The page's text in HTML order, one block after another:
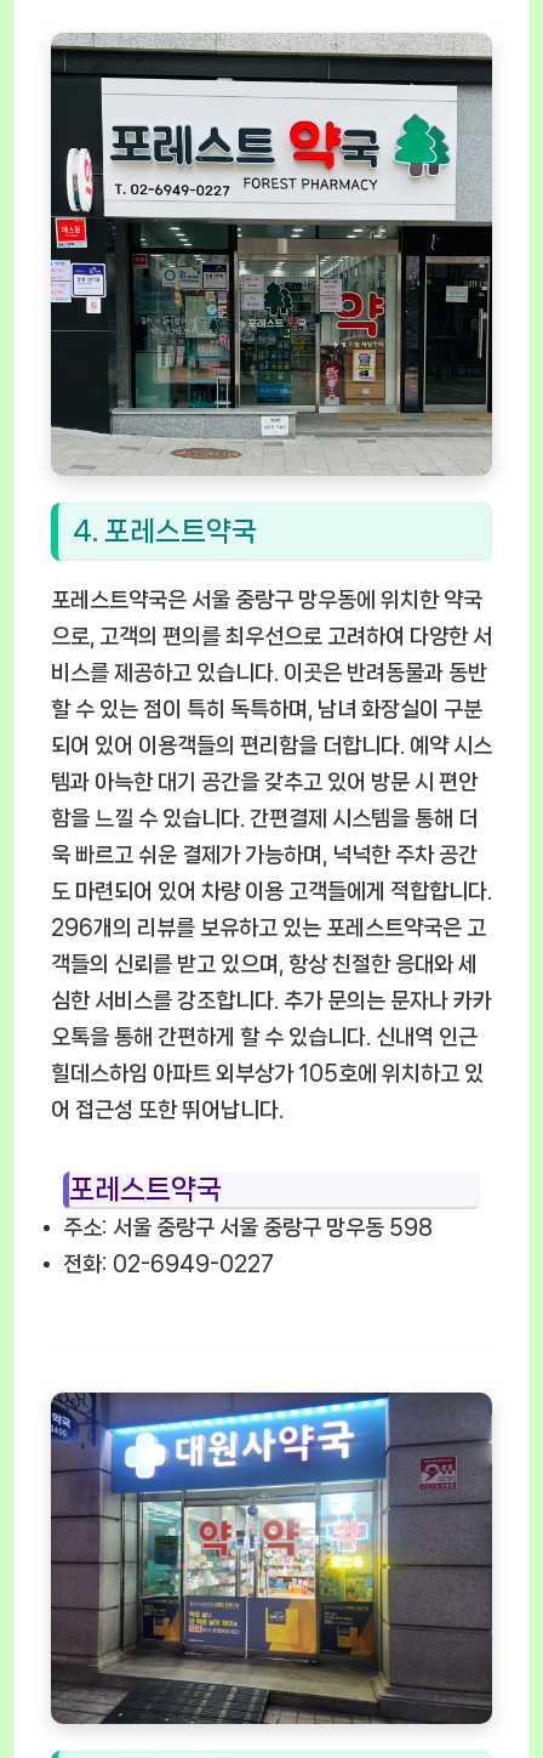
4. 포레스트약국
포레스트약국은 서울 중랑구 망우동에 위치한 약국
으로, 고객의 편의를 최우선으로 고려하여 다양한 서
비스를 제공하고 있습니다. 이곳은 반려동물과 동반
할 수 있는 점이 특히 독특하며, 남녀 화장실이 구분
되어 있어 이용객들의 편리함을 더합니다. 예약 시스
템과 아늑한 대기 공간을 갖추고 있어 방문 시 편안
함을 느낄 수 있습니다. 간편결제 시스템을 통해 더
욱 빠르고 쉬운 결제가 가능하며, 넉넉한 주차 공간
도 마련되어 있어 차량 이용 고객들에게 적합합니다.
296개의 리뷰를 보유하고 있는 포레스트약국은 고
객들의 신뢰를 받고 있으며, 항상 친절한 응대와 세
심한 서비스를 강조합니다. 추가 문의는 문자나 카카
오톡을 통해 간편하게 할 수 있습니다. 신내역 인근
힐데스하임 아파트 외부상가 105호에 위치하고 있
어 접근성 또한 뛰어납니다.
포레스트약국
주소: 서울 중랑구 서울 중랑구 망우동 598
전화: 02-6949-0227